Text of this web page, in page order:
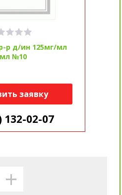
р д/ин 125мг/мл
№10
заявку
132-02-07
+